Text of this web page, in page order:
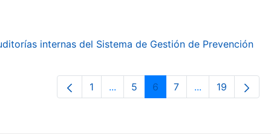
internas del Sistema de Gestión de Prevención
Página
1 ...Páginas intermedias Use TAB
Página
5 Página
6 Página
7 ...PáginasPágina
19